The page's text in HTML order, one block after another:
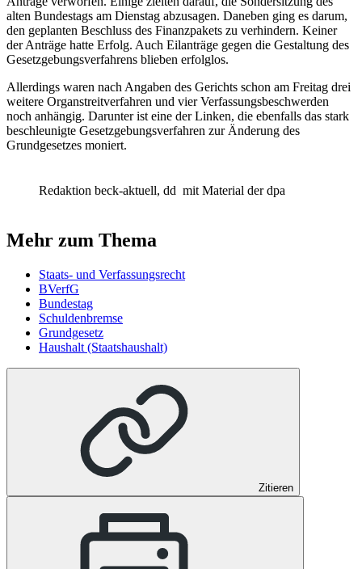
alten Bundestags am Dienstag abzusagen. Daneben ging es darum,
den geplanten Beschluss des Finanzpakets zu verhindern. Keiner
der Anträge hatte Erfolg. Auch Eilanträge gegen die Gestaltung des
Gesetzgebungsverfahrens blieben erfolglos.
Allerdings waren nach Angaben des Gerichts schon am Freitag drei
weitere Organstreitverfahren und vier Verfassungsbeschwerden
noch anhängig. Darunter ist eine der Linken, die ebenfalls das stark
beschleunigte Gesetzgebungsverfahren zur Änderung des
Grundgesetzes moniert.
Redaktion beck-aktuell, dd mit Material der dpa
Mehr zum Thema
Staats- und Verfassungsrecht
BVerfG
Bundestag
Schuldenbremse
Grundgesetz
Haushalt (Staatshaushalt)
Zitieren